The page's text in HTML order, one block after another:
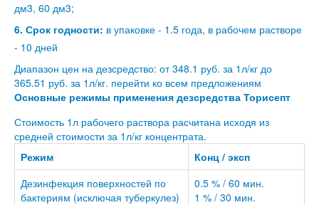
дм3, 60 дм3;
6. Срок годности: в упаковке - 1.5 года, в рабочем растворе
- 10 дней
Диапазон цен на дезсредство: от 348.1 руб. за 1л/кг до
365.51 руб. за 1л/кг. перейти ко всем предложениям
Основные режимы применения дезсредства Торисепт
Стоимость 1л рабочего раствора расчитана исходя из
средней стоимости за 1л/кг концентрата.
Режим
Конц / эксп
Дезинфекция поверхностей по
бактериям (исключая туберкулез)
0.5 % / 60 мин.
1 % / 30 мин.